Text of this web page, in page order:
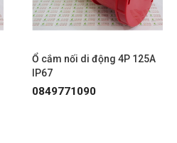
Ổ cắm nối di động 4P 125A
IP67
0849771090